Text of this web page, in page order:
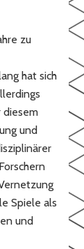
zu
hat sich
diesem
und
Spiele als
und